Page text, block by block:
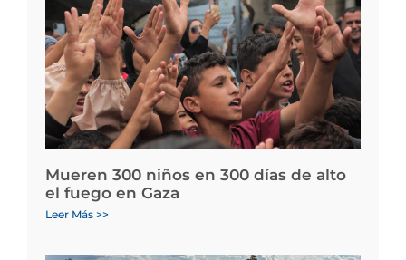
Mueren 300 niños en 300 días de alto
el fuego en Gaza
Leer Más >>